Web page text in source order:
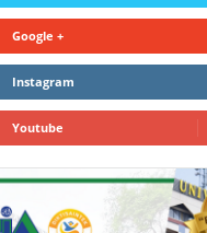
Google +
Instagram
Youtube